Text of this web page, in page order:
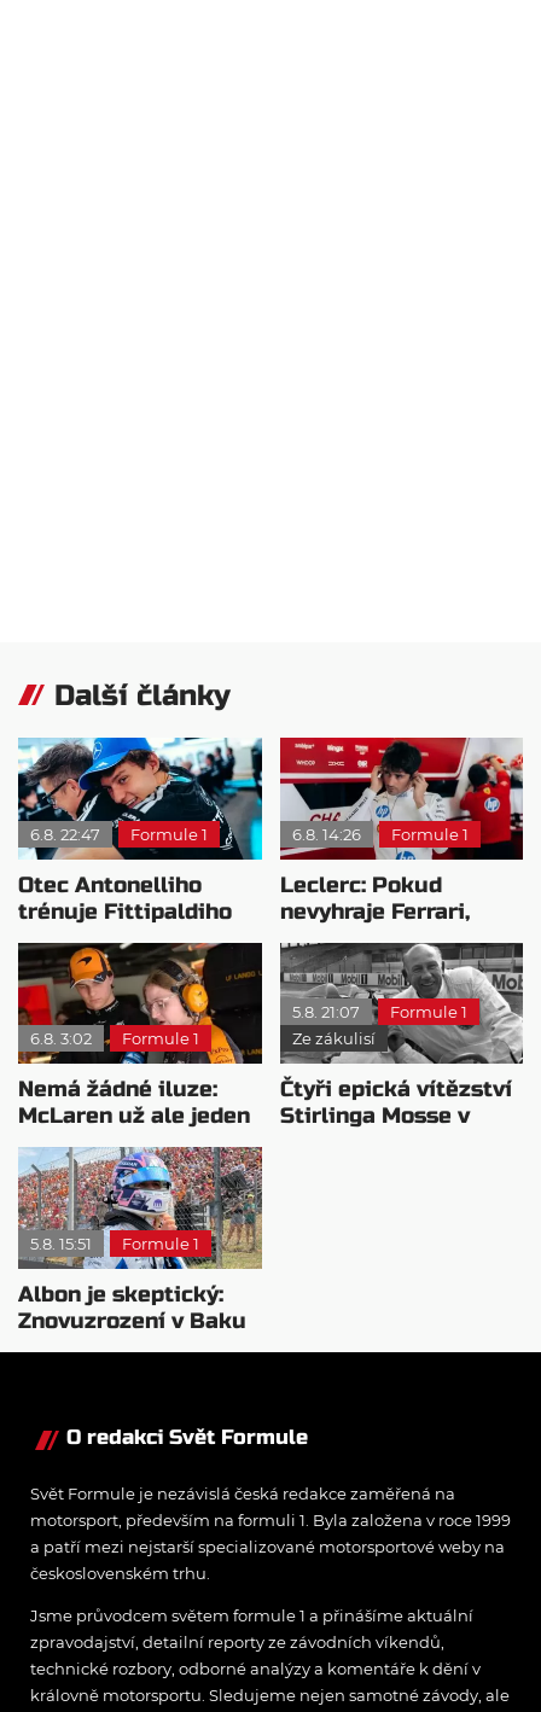
Další články
6.8. 22:47 Formule 1
Otec Antonelliho
trénuje Fittipaldiho
syna: Brazilec
vychvaluje lídra
6.8. 14:26 Formule 1
Leclerc: Pokud
nevyhraje Ferrari,
přeji titul
Antonellimu
6.8. 3:02 Formule 1
Nemá žádné iluze:
McLaren už ale jeden
návrat ze dna dokázal
5.8. 21:07
Formule 1
Ze zákulisí
Čtyři epická vítězství
Stirlinga Mosse v
5.8. 15:51 Formule 1
Albon je skeptický:
Znovuzrození v Baku
nepovažuje za reálne
O redakci Svět Formule
Svět Formule je nezávislá česká redakce zaměřená na
motorsport, především na formuli 1. Byla založena v roce 1999
a patří mezi nejstarší specializované motorsportové weby na
československém trhu.
Jsme průvodcem světem formule 1 a přinášíme aktuální
zpravodajství, detailní reporty ze závodních víkendů,
technické rozbory, odborné analýzy a komentáře k dění v
královně motorsportu. Sledujeme nejen samotné závody, ale